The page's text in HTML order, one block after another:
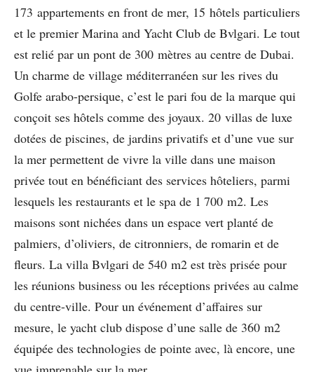
173 appartements en front de mer, 15 hôtels particuliers
et le premier Marina and Yacht Club de Bvlgari. Le tout
est relié par un pont de 300 mètres au centre de Dubai.
Un charme de village méditerranéen sur les rives du
Golfe arabo-persique, c’est le pari fou de la marque qui
conçoit ses hôtels comme des joyaux. 20 villas de luxe
dotées de piscines, de jardins privatifs et d’une vue sur
la mer permettent de vivre la ville dans une maison
privée tout en bénéficiant des services hôteliers, parmi
lesquels les restaurants et le spa de 1 700 m2. Les
maisons sont nichées dans un espace vert planté de
palmiers, d’oliviers, de citronniers, de romarin et de
fleurs. La villa Bvlgari de 540 m2 est très prisée pour
les réunions business ou les réceptions privées au calme
du centre-ville. Pour un événement d’affaires sur
mesure, le yacht club dispose d’une salle de 360 m2
équipée des technologies de pointe avec, là encore, une